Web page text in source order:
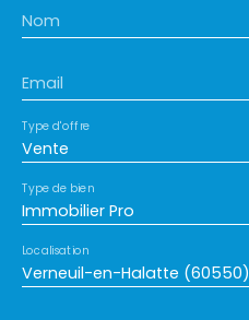
Nom
Email
Vente
Type d'offre
Immobilier Pro
Type de bien
Verneuil-en-Halatte (60550)
Localisation